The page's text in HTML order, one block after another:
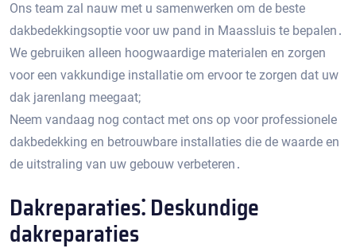
Ons team zal nauw met u samenwerken om de beste
dakbedekkingsoptie voor uw pand in Maassluis te bepalen․
We gebruiken alleen hoogwaardige materialen en zorgen
voor een vakkundige installatie om ervoor te zorgen dat uw
dak jarenlang meegaat;
Neem vandaag nog contact met ons op voor professionele
dakbedekking en betrouwbare installaties die de waarde en
de uitstraling van uw gebouw verbeteren․
Dakreparaties⁚ Deskundige
dakreparaties